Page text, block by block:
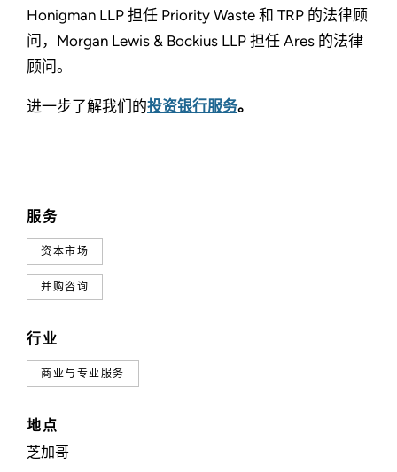
服务
资本市场
并购咨询
行业
商业与专业服务
地点
芝加哥
Honigman LLP 担任 Priority Waste 和 TRP 的法律顾
问，Morgan Lewis & Bockius LLP 担任 Ares 的法律
顾问。
进一步了解我们的投资银行服务。